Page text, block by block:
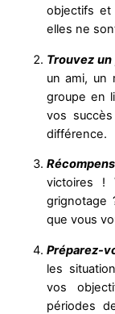
objectifs et
elles ne
Trouvez
un ami, un
groupe en
vos
différence.
victoires !
grignotage
que vous
Préparez-
les
vos
périodes